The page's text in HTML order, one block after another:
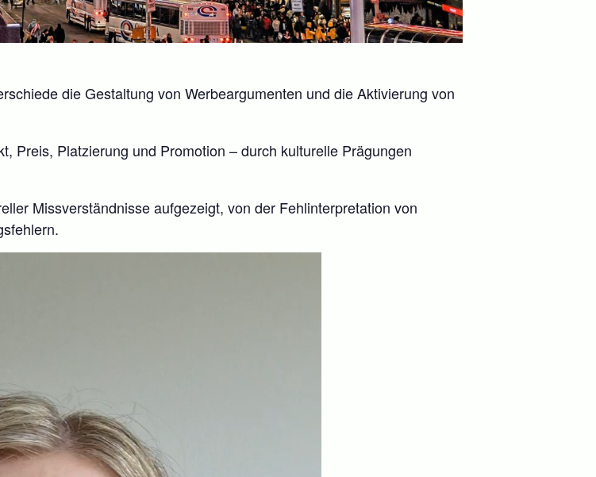
die Gestaltung von Werbeargumenten und die Aktivierung von
Preis, Platzierung und Promotion – durch kulturelle Prägungen
Missverständnisse aufgezeigt, von der Fehlinterpretation von